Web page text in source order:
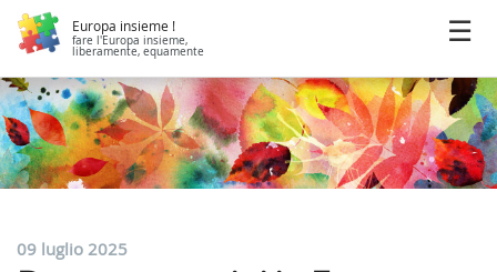
Europa insieme !
fare l'Europa insieme,
liberamente, equamente
09 luglio 2025